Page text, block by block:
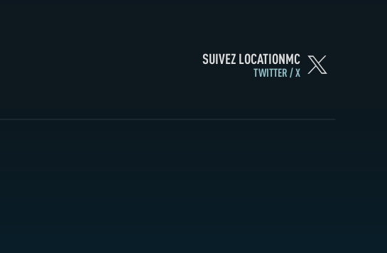
SUIVEZ LOCATIONMC
TWITTER / X